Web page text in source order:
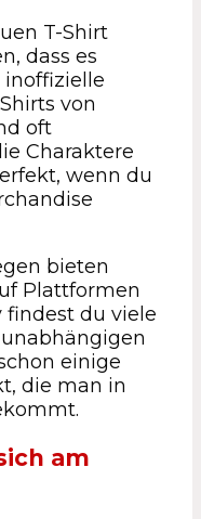
T-Shirt
dass es
inoffizielle
von
oft
Charaktere
wenn du
bieten
Plattformen
findest du viele
einige
die man in
am